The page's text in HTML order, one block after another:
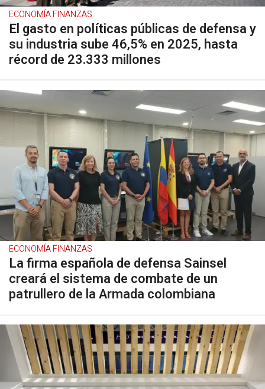
ECONOMÍA FINANZAS
El gasto en políticas públicas de defensa y
su industria sube 46,5% en 2025, hasta
récord de 23.333 millones
ECONOMÍA FINANZAS
La firma española de defensa Sainsel
creará el sistema de combate de un
patrullero de la Armada colombiana